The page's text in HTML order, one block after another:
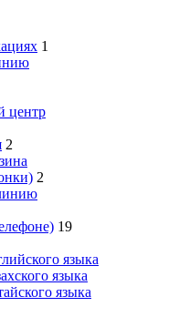
1
центр
2
2
19
языка
языка
языка